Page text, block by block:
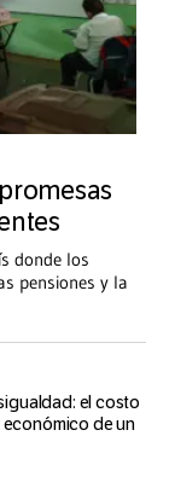
donde los
pensiones y la
el costo
de un